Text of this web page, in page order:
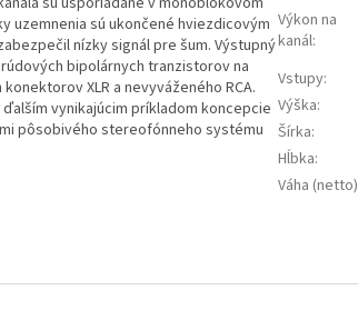
sú ukončené hviezdicovým
nízky signál pre šum. Výstupný
bipolárnych tranzistorov na
XLR a nevyváženého RCA.
vynikajúcim príkladom koncepcie
pôsobivého stereofónneho systému
Výkon na
kanál:
Vstupy:
Výška:
Šírka:
Hĺbka:
Váha (netto)